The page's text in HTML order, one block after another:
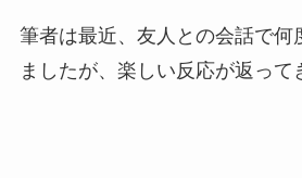
筆者は最近、友人との会話で何
ましたが、楽しい反応が返って